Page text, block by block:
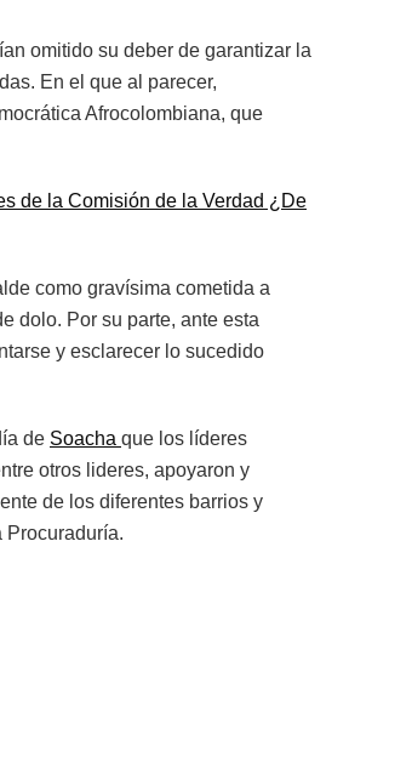
omitido su deber de garantizar la
En el que al parecer,
Afrocolombiana, que
de la Comisión de la Verdad ¿De
como gravísima cometida a
dolo. Por su parte, ante esta
y esclarecer lo sucedido
de Soacha que los líderes
otros lideres, apoyaron y
de los diferentes barrios y
Procuraduría.